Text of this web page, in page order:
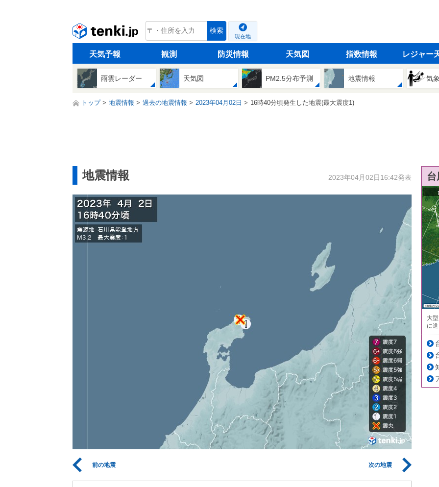
tenki.jp 検索
現在地
天気予報 観測 防災情報 天気図 指数情報 レジャー
雨雲レーダー 天気図 PM2.5分布予測 地震情報 気
トップ 地震情報 過去の地震情報 2023年04月02日 16時40分頃発生した地震(最大震度1)
地震情報 2023年04月02日16:42発表
前の地震 次の地震
大
に